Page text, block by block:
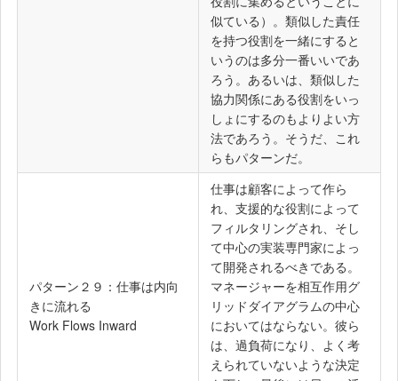
似ている）。類似した責任
を持つ役割を一緒にすると
いうのは多分一番いいであ
ろう。あるいは、類似した
協力関係にある役割をいっ
しょにするのもよりよい方
法であろう。そうだ、これ
らもパターンだ。
パターン２９：仕事は内向
きに流れる
Work Flows Inward
仕事は顧客によって作ら
れ、支援的な役割によって
フィルタリングされ、そし
て中心の実装専門家によっ
て開発されるべきである。
マネージャーを相互作用グ
リッドダイアグラムの中心
においてはならない。彼ら
は、過負荷になり、よく考
えられていないような決定